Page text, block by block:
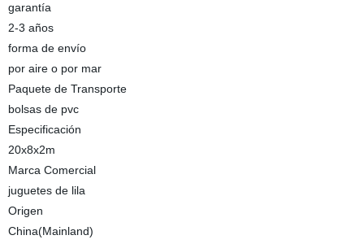
garantía
2-3 años
forma de envío
por aire o por mar
Paquete de Transporte
bolsas de pvc
Especificación
20x8x2m
Marca Comercial
juguetes de lila
Origen
China(Mainland)